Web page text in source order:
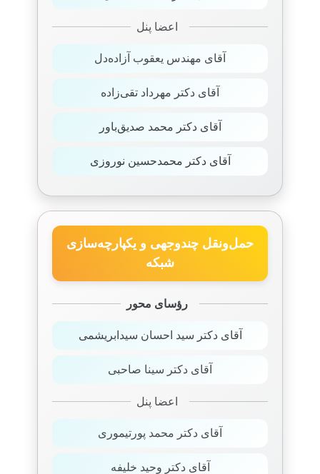
اعضا پنل
آقای مهندس یعقوب آزاده‌دل
آقای دکتر مهرداد تقی‌زاده
آقای دکتر محمد صدیق‌باور
آقای دکتر محمدحسین نوروزی
حمل‌ونقل چندوجهی و یکپارچه‌سازی
شبکه
رؤسای محور
آقای دکتر سید احسان سیدابریشمی
آقای دکتر سینا صاحبی
اعضا پنل
آقای دکتر محمد پورتیموری
آقای دکتر وحید خلیفه